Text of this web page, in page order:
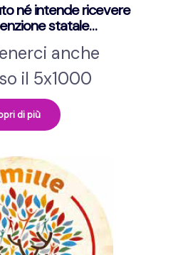
né intende ricevere
statale…
anche
il 5x1000
di più